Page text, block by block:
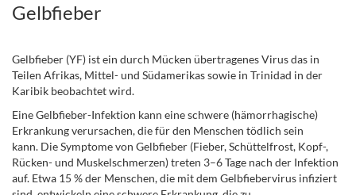
Gelbfieber
Gelbfieber (YF) ist ein durch Mücken übertragenes Virus das in
Teilen Afrikas, Mittel- und Südamerikas sowie in Trinidad in der
Karibik beobachtet wird.
Eine Gelbfieber-Infektion kann eine schwere (hämorrhagische)
Erkrankung verursachen, die für den Menschen tödlich sein
kann. Die Symptome von Gelbfieber (Fieber, Schüttelfrost, Kopf-,
Rücken- und Muskelschmerzen) treten 3–6 Tage nach der Infektion
auf. Etwa 15 % der Menschen, die mit dem Gelbfiebervirus infiziert